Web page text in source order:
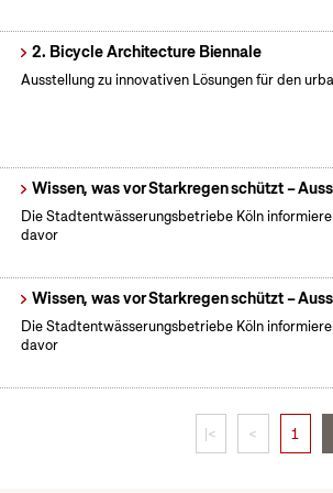
2. Bicycle Architecture Biennale
Ausstellung zu innovativen Lösungen für den
Wissen, was vor Starkregen schützt –
Die Stadtentwässerungsbetriebe Köln
davor
Wissen, was vor Starkregen schützt –
Die Stadtentwässerungsbetriebe Köln
davor
|< < 1